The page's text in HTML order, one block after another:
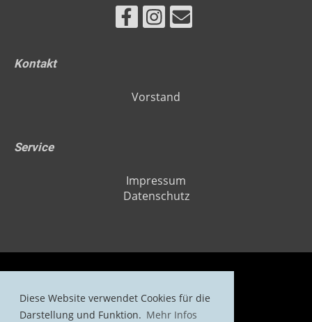
Diese Website verwendet Cookies für die
Darstellung und Funktion. Mehr Infos
Kontakt
Vorstand
Service
Impressum
Datenschutz
Copyright H2O - DIE Tauchschule